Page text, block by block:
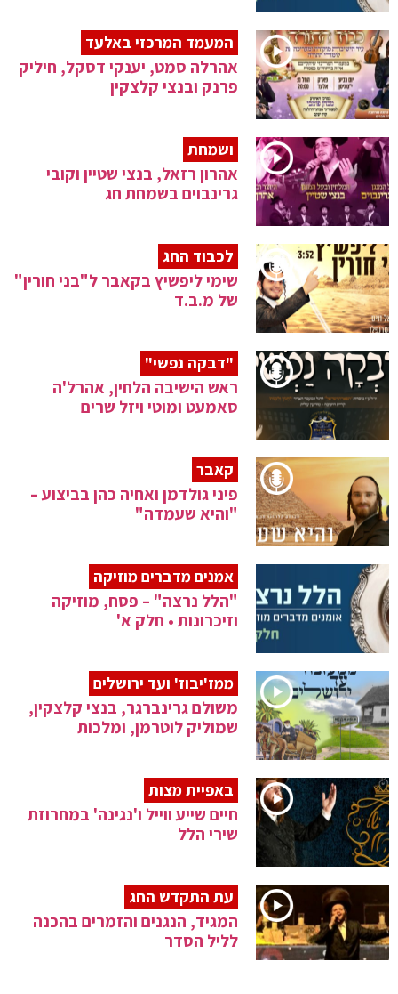
המעמד המרכזי באלעד
אהרלה סמט, יענקי דסקל, חיליק
פרנק ובנצי קלצקין
ושמחת
אהרון רזאל, בנצי שטיין וקובי
גרינבוים בשמחת חג
לכבוד החג
שימי ליפשיץ בקאבר ל"בני חורין"
של מ.ב.ד
"דבקה נפשי"
ראש הישיבה הלחין, אהרל'ה
סאמעט ומוטי ויזל שרים
קאבר
פיני גולדמן ואחיה כהן בביצוע –
"והיא שעמדה"
אמנים מדברים מוזיקה
"הלל נרצה" – פסח, מוזיקה
וזיכרונות • חלק א'
ממז'יבוז' ועד ירושלים
משולם גרינברגר, בנצי קלצקין,
שמוליק לוטרמן, ומלכות
באפיית מצות
חיים שייע ווייל ו'נגינה' במחרוזת
שירי הלל
עת התקדש החג
המגיד, הנגנים והזמרים בהכנה
לליל הסדר